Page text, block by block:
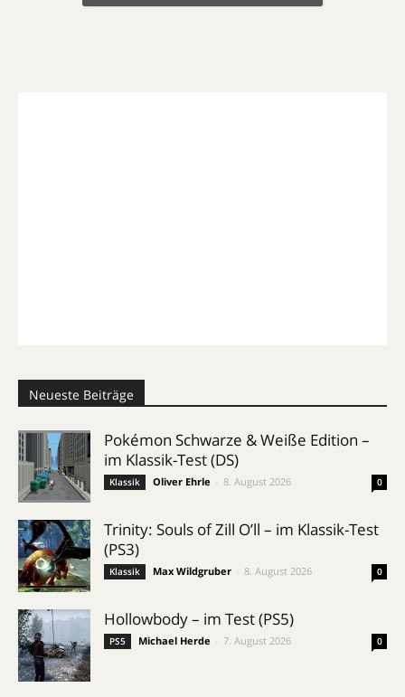
Neueste Beiträge
Pokémon Schwarze & Weiße Edition –
im Klassik-Test (DS)
Klassik Oliver Ehrle 8. August 2026 0
Trinity: Souls of Zill O’ll – im Klassik-Test
(PS3)
Klassik Max Wildgruber 8. August 2026 0
Hollowbody – im Test (PS5)
PS5 Michael Herde 7. August 2026 0